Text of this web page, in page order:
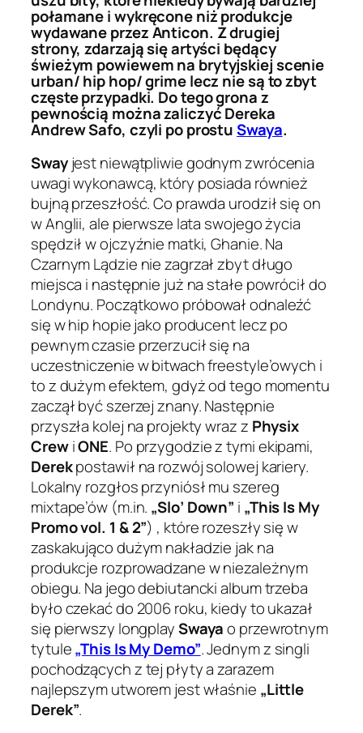
połamane i wykręcone niż produkcje
wydawane przez Anticon. Z drugiej
strony, zdarzają się artyści będący
świeżym powiewem na brytyjskiej scenie
urban/ hip hop/ grime lecz nie są to zbyt
częste przypadki. Do tego grona z
pewnością można zaliczyć Dereka
Andrew Safo, czyli po prostuSwaya.
Swayjest niewątpliwie godnym zwrócenia
uwagi wykonawcą, który posiada również
bujną przeszłość. Co prawda urodził się on
w Anglii, ale pierwsze lata swojego życia
spędził w ojczyźnie matki, Ghanie. Na
Czarnym Lądzie nie zagrzał zbyt długo
miejsca i następnie już na stałe powrócił do
Londynu. Początkowo próbował odnaleźć
się w hip hopie jako producent lecz po
pewnym czasie przerzucił się na
uczestniczenie w bitwach freestyle’owych i
to z dużym efektem, gdyż od tego momentu
zaczął być szerzej znany. Następnie
przyszła kolej na projekty wraz z Physix
CrewiONE. Po przygodzie z tymi ekipami,
Derekpostawił na rozwój solowej kariery.
Lokalny rozgłos przyniósł mu szereg
mixtape’ów (m.in. „Slo’ Down” i „This Is My
Promo vol. 1 & 2”) , które rozeszły się w
zaskakująco dużym nakładzie jak na
produkcje rozprowadzane w niezależnym
obiegu. Na jego debiutancki album trzeba
było czekać do 2006 roku, kiedy to ukazał
się pierwszy longplaySwayao przewrotnym
tytule„This Is My Demo”. Jednym z singli
pochodzących z tej płyty a zarazem
najlepszym utworem jest właśnie „Little
Derek”.